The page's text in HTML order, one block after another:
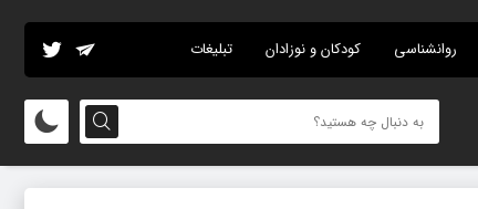
روانشناسی کودکان و نوزادان تبلیغات